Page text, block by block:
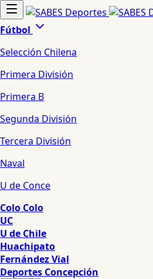
Fútbol
Selección Chilena
Primera División
Primera B
Segunda División
Tercera División
Naval
U de Conce
Colo Colo
UC
U de Chile
Huachipato
Fernández Vial
Deportes Concepción